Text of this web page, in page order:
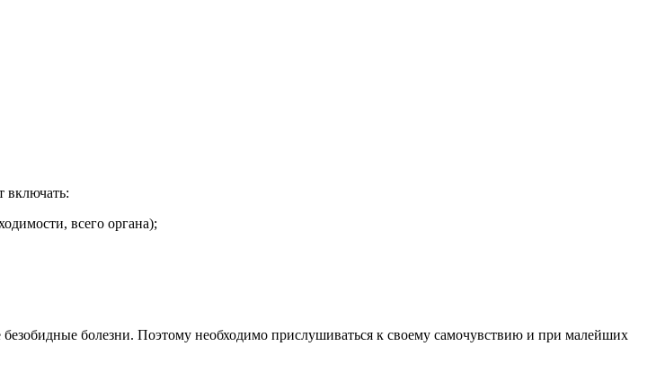
включать:
всего органа);
болезни. Поэтому необходимо прислушиваться к своему самочувствию и при малейших